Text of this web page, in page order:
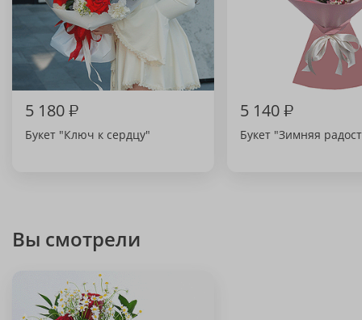
5 180₽
Букет "Ключ к сердцу"
5 140₽
Букет "Зимняя
Вы смотрели